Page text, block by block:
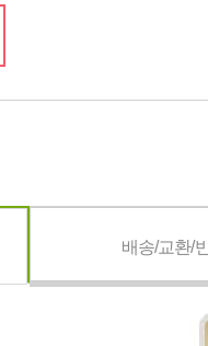
배송/교환/